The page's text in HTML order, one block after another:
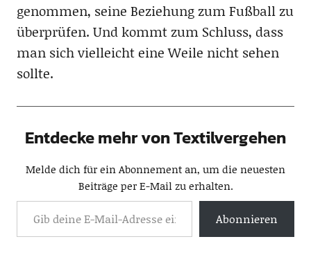
genommen, seine Beziehung zum Fußball zu
überprüfen. Und kommt zum Schluss, dass
man sich vielleicht eine Weile nicht sehen
sollte.
Entdecke mehr von Textilvergehen
Melde dich für ein Abonnement an, um die neuesten
Beiträge per E-Mail zu erhalten.
Abonnieren